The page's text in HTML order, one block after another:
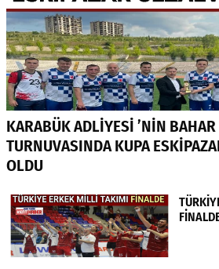
KARABÜK ADLİYESİ ’NİN
TURNUVASINDA KUPA
OLDU